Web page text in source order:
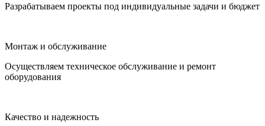
Разрабатываем проекты под индивидуальные задачи и бюджет
Монтаж и обслуживание
Осуществляем техническое обслуживание и ремонт
оборудования
Качество и надежность